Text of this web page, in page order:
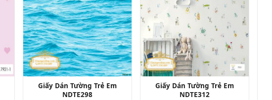
Giấy Dán Tường Trẻ Em
NDTE298
Giấy Dán Tường Trẻ Em
NDTE312